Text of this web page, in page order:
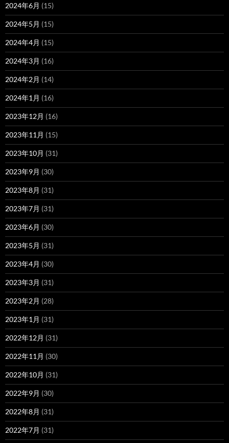
2024年6月 (15)
2024年5月 (15)
2024年4月 (15)
2024年3月 (16)
2024年2月 (14)
2024年1月 (16)
2023年12月 (16)
2023年11月 (15)
2023年10月 (31)
2023年9月 (30)
2023年8月 (31)
2023年7月 (31)
2023年6月 (30)
2023年5月 (31)
2023年4月 (30)
2023年3月 (31)
2023年2月 (28)
2023年1月 (31)
2022年12月 (31)
2022年11月 (30)
2022年10月 (31)
2022年9月 (30)
2022年8月 (31)
2022年7月 (31)